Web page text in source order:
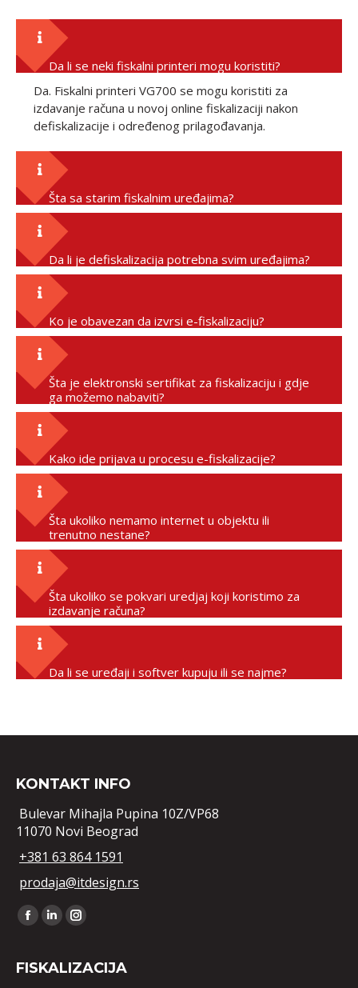
Da li se neki fiskalni printeri mogu koristiti?
Da. Fiskalni printeri VG700 se mogu koristiti za
izdavanje računa u novoj online fiskalizaciji nakon
defiskalizacije i određenog prilagođavanja.
Šta sa starim fiskalnim uređajima?
Da li je defiskalizacija potrebna svim uređajima?
Ko je obavezan da izvrsi e-fiskalizaciju?
Šta je elektronski sertifikat za fiskalizaciju i gdje
ga možemo nabaviti?
Kako ide prijava u procesu e-fiskalizacije?
Šta ukoliko nemamo internet u objektu ili
trenutno nestane?
Šta ukoliko se pokvari uredjaj koji koristimo za
izdavanje računa?
Da li se uređaji i softver kupuju ili se najme?
KONTAKT INFO
Bulevar Mihajla Pupina 10Z/VP68
11070 Novi Beograd
+381 63 864 1591
prodaja@itdesign.rs
Find us on:
Facebook
LinkedinInstagram
FISKALIZACIJA